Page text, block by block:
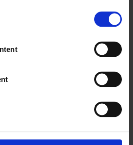
toimittajille ja aliurakoitsijoille –